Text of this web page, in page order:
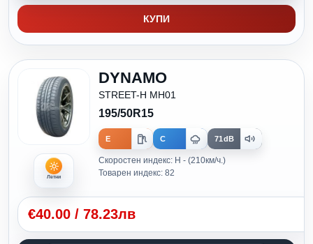
КУПИ
Летни
DYNAMO
STREET-H MH01
195/50R15
E C 71dB
Скоростен индекс: H - (210км/ч.)
Товарен индекс: 82
€40.00 / 78.23лв